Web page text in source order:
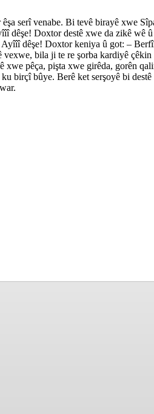
serî venabe. Bi tevê birayê xwe
dêşe! Doxtor destê xwe da zikê wê
dêşe! Doxtor keniya û got: –
bila ji te re şorba kardiyê
xwe pêça, pişta xwe girêda, gorên
birçî bûye. Berê ket serşoyê bi